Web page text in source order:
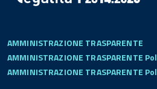
AMMINISTRAZIONE TRASPARENTE
AMMINISTRAZIONE TRASPARENTE
AMMINISTRAZIONE TRASPARENTE